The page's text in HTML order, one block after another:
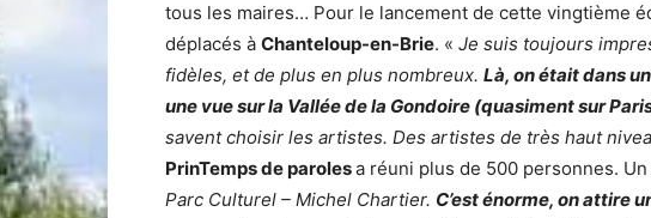
tous les maires… Pour le lancement de cette vingtième
déplacés à Chanteloup-en-Brie. « Je suis toujours
fidèles, et de plus en plus nombreux. Là, on était dans
une vue sur la Vallée de la Gondoire (quasiment sur
savent choisir les artistes. Des artistes de très haut
PrinTemps de parolesa réuni plus de 500 personnes.
Parc Culturel – Michel Chartier. C’est énorme, on attire